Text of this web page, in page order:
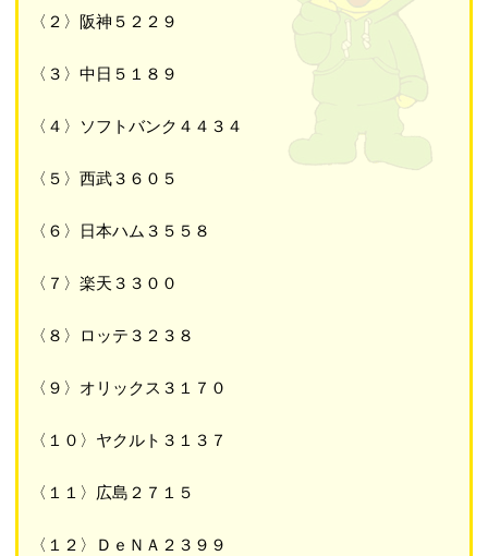
〈２〉阪神５２２９
〈３〉中日５１８９
〈４〉ソフトバンク４４３４
〈５〉西武３６０５
〈６〉日本ハム３５５８
〈７〉楽天３３００
〈８〉ロッテ３２３８
〈９〉オリックス３１７０
〈１０〉ヤクルト３１３７
〈１１〉広島２７１５
〈１２〉ＤｅＮＡ２３９９